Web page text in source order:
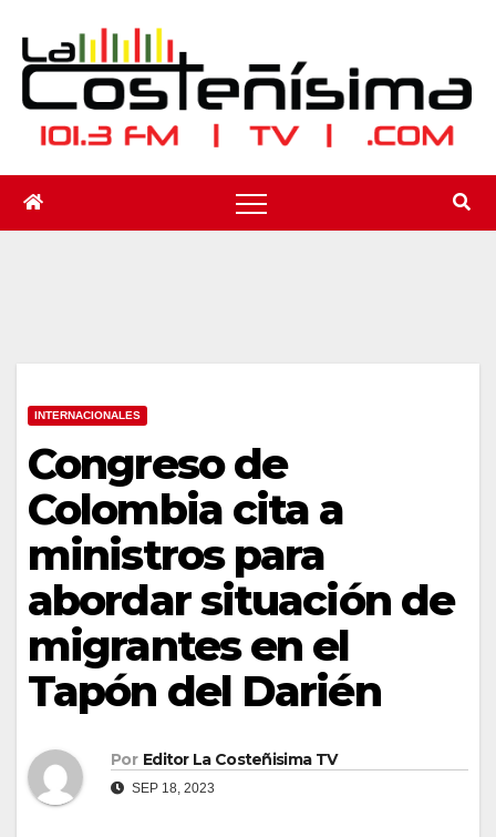
contenido
INTERNACIONALES
Congreso de
Colombia cita a
ministros para
abordar situación de
migrantes en el
Tapón del Darién
Por Editor La Costeñisima TV
SEP 18, 2023